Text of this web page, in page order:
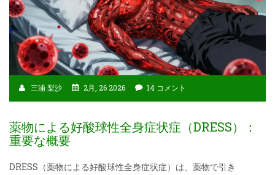
三浦 梨沙 2月, 26 2026 14 コメント
薬物による好酸球性全身症状症（DRESS）：
重要な概要
DRESS（薬物による好酸球性全身症状症）は、薬物で引き